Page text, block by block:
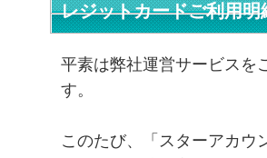
レジットカードご利用
平素は弊社運営サービスを
す。
このたび、「スターアカウ